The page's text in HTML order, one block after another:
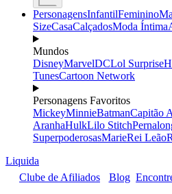
PersonagensInfantilFeminino
SizeCasaCalçadosModa Íntima
Mundos
DisneyMarvelDCLol Surprise
TunesCartoon Network
Personagens Favoritos
MickeyMinnieBatmanCapitão
AranhaHulkLilo Stitch
SuperpoderosasMarieRei Leão
Liquida
Clube de Afiliados
Blog